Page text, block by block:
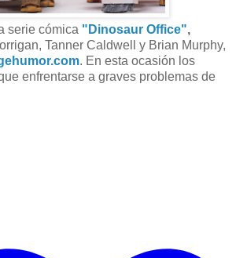
serie cómica "Dinosaur Office",
Tanner Caldwell y Brian Murphy,
. En esta ocasión los
enfrentarse a graves problemas de